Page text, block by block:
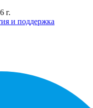
г.
и поддержка